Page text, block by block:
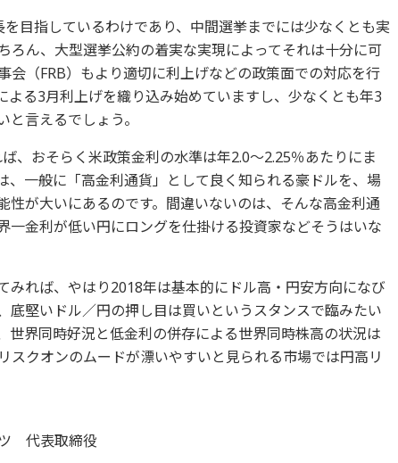
目指しているわけであり、中間選挙までには少なくとも実
ろん、大型選挙公約の着実な実現によってそれは十分に可
会（FRB）もより適切に利上げなどの政策面での対応を行
よる3月利上げを織り込み始めていますし、少なくとも年3
言えるでしょう。
、おそらく米政策金利の水準は年2.0～2.25％あたりにま
、一般に「高金利通貨」として良く知られる豪ドルを、場
性が大いにあるのです。間違いないのは、そんな高金利通
一金利が低い円にロングを仕掛ける投資家などそうはいな
みれば、やはり2018年は基本的にドル高・円安方向になび
底堅いドル／円の押し目は買いというスタンスで臨みたい
世界同時好況と低金利の併存による世界同時株高の状況は
スクオンのムードが漂いやすいと見られる市場では円高リ
代表取締役